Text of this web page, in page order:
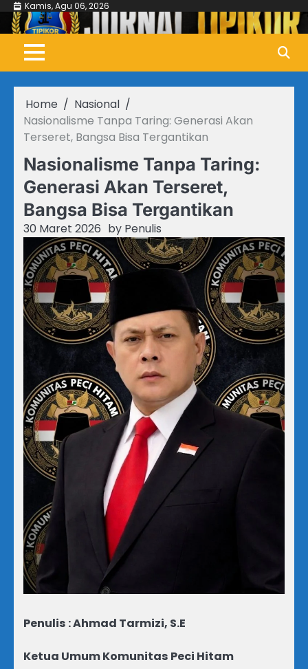
Skip
content
Kamis, Agu 06, 2026
Home
Nasional
Nasionalisme Tanpa Taring: Generasi Akan
Terseret, Bangsa Bisa Tergantikan
Nasionalisme Tanpa Taring:
Generasi Akan Terseret,
Bangsa Bisa Tergantikan
30 Maret 2026 by Penulis
Penulis : Ahmad Tarmizi, S.E
Ketua Umum Komunitas Peci Hitam